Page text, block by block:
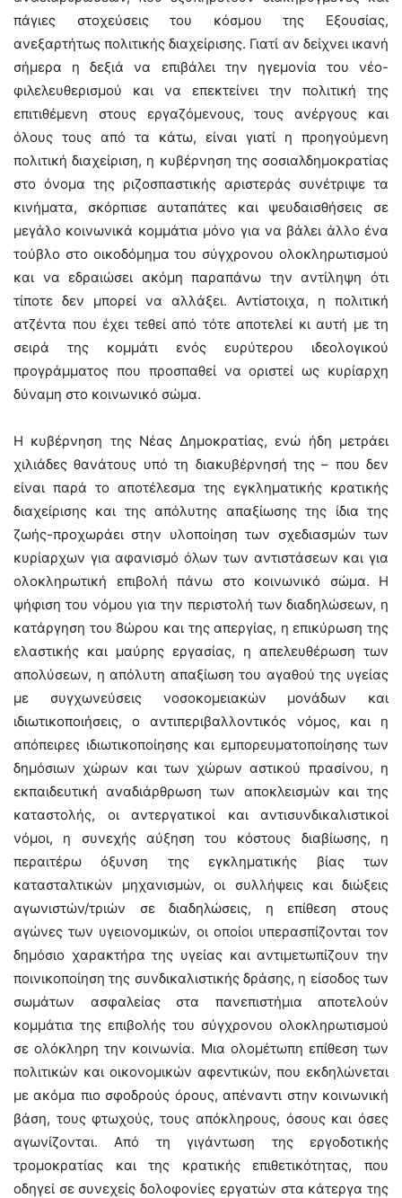
πάγιες στοχεύσεις του κόσμου της Εξουσίας,
ανεξαρτήτως πολιτικής διαχείρισης. Γιατί αν δείχνει ικανή
σήμερα η δεξιά να επιβάλει την ηγεμονία του νέο-
φιλελευθερισμού και να επεκτείνει την πολιτική της
επιτιθέμενη στους εργαζόμενους, τους ανέργους και
όλους τους από τα κάτω, είναι γιατί η προηγούμενη
πολιτική διαχείριση, η κυβέρνηση της σοσιαλδημοκρατίας
στο όνομα της ριζοσπαστικής αριστεράς συνέτριψε τα
κινήματα, σκόρπισε αυταπάτες και ψευδαισθήσεις σε
μεγάλο κοινωνικά κομμάτια μόνο για να βάλει άλλο ένα
τούβλο στο οικοδόμημα του σύγχρονου ολοκληρωτισμού
και να εδραιώσει ακόμη παραπάνω την αντίληψη ότι
τίποτε δεν μπορεί να αλλάξει. Αντίστοιχα, η πολιτική
ατζέντα που έχει τεθεί από τότε αποτελεί κι αυτή με τη
σειρά της κομμάτι ενός ευρύτερου ιδεολογικού
προγράμματος που προσπαθεί να οριστεί ως κυρίαρχη
δύναμη στο κοινωνικό σώμα.
Η κυβέρνηση της Νέας Δημοκρατίας, ενώ ήδη μετράει
χιλιάδες θανάτους υπό τη διακυβέρνησή της – που δεν
είναι παρά το αποτέλεσμα της εγκληματικής κρατικής
διαχείρισης και της απόλυτης απαξίωσης της ίδια της
ζωής-προχωράει στην υλοποίηση των σχεδιασμών των
κυρίαρχων για αφανισμό όλων των αντιστάσεων και για
ολοκληρωτική επιβολή πάνω στο κοινωνικό σώμα. Η
ψήφιση του νόμου για την περιστολή των διαδηλώσεων, η
κατάργηση του 8ώρου και της απεργίας, η επικύρωση της
ελαστικής και μαύρης εργασίας, η απελευθέρωση των
απολύσεων, η απόλυτη απαξίωση του αγαθού της υγείας
με συγχωνεύσεις νοσοκομειακών μονάδων και
ιδιωτικοποιήσεις, ο αντιπεριβαλλοντικός νόμος, και η
απόπειρες ιδιωτικοποίησης και εμπορευματοποίησης των
δημόσιων χώρων και των χώρων αστικού πρασίνου, η
εκπαιδευτική αναδιάρθρωση των αποκλεισμών και της
καταστολής, οι αντεργατικοί και αντισυνδικαλιστικοί
νόμοι, η συνεχής αύξηση του κόστους διαβίωσης, η
περαιτέρω όξυνση της εγκληματικής βίας των
κατασταλτικών μηχανισμών, οι συλλήψεις και διώξεις
αγωνιστών/τριών σε διαδηλώσεις, η επίθεση στους
αγώνες των υγειονομικών, οι οποίοι υπερασπίζονται τον
δημόσιο χαρακτήρα της υγείας και αντιμετωπίζουν την
ποινικοποίηση της συνδικαλιστικής δράσης, η είσοδος των
σωμάτων ασφαλείας στα πανεπιστήμια αποτελούν
κομμάτια της επιβολής του σύγχρονου ολοκληρωτισμού
σε ολόκληρη την κοινωνία. Μια ολομέτωπη επίθεση των
πολιτικών και οικονομικών αφεντικών, που εκδηλώνεται
με ακόμα πιο σφοδρούς όρους, απέναντι στην κοινωνική
βάση, τους φτωχούς, τους απόκληρους, όσους και όσες
αγωνίζονται. Από τη γιγάντωση της εργοδοτικής
τρομοκρατίας και της κρατικής επιθετικότητας, που
οδηγεί σε συνεχείς δολοφονίες εργατών στα κάτεργα της